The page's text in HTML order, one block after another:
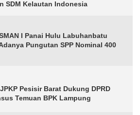
SDM Kelautan Indonesia
I Panai Hulu Labuhanbatu
Pungutan SPP Nominal 400
Pesisir Barat Dukung DPRD
Temuan BPK Lampung